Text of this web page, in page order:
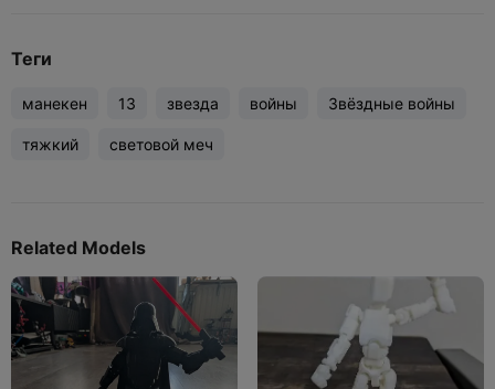
Теги
манекен 13 звезда войны Звёздные войны
тяжкий световой меч
Related Models